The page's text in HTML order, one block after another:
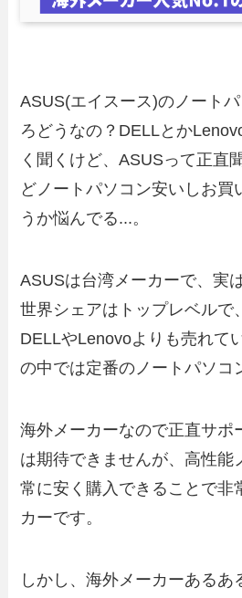
ASUS(エイスース)のノート
ろどうなの？DELLとか
く聞くけど、ASUSって正直
どノートパソコン安いしお買
うか悩んでる...。
ASUSは台湾メーカーで、実
世界シェアはトップレベルで
DELLやLenovoよりも売れて
の中では定番のノートパソコ
海外メーカーなので正直サポ
は期待できませんが、高性能
常に安く購入できることで非
カーです。
しかし、海外メーカーあるあ